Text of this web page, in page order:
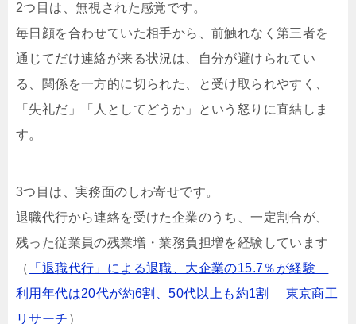
2つ目は、無視された感覚です。
毎日顔を合わせていた相手から、前触れなく第三者を
通じてだけ連絡が来る状況は、自分が避けられてい
る、関係を一方的に切られた、と受け取られやすく、
「失礼だ」「人としてどうか」という怒りに直結しま
す。
3つ目は、実務面のしわ寄せです。
退職代行から連絡を受けた企業のうち、一定割合が、
残った従業員の残業増・業務負担増を経験しています
（
「退職代行」による退職、大企業の15.7％が経験
利用年代は20代が約6割、50代以上も約1割 東京商工
リサーチ ）